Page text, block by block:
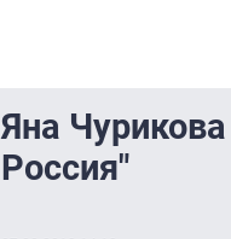
Яна
Россия"